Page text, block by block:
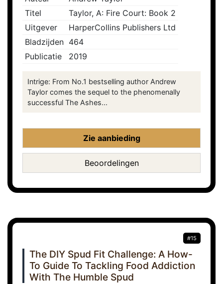
Titel
Taylor, A: Fire Court: Book 2
Uitgever
HarperCollins Publishers Ltd
Bladzijden 464
Publicatie
2019
Intrige: From No.1 bestselling author Andrew
Taylor comes the sequel to the phenomenally
successful The Ashes...
Zie aanbieding
Beoordelingen
#15
The DIY Spud Fit Challenge: A How-
To Guide To Tackling Food Addiction
With The Humble Spud